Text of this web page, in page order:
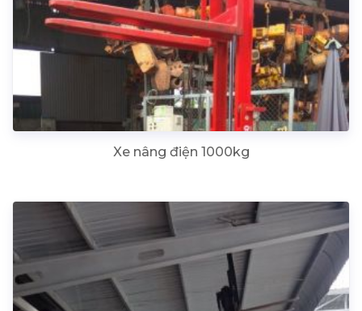
Xe nâng điện 1000kg